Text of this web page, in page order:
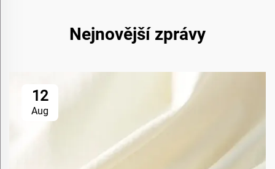
Nejnovější zprávy
12
Aug